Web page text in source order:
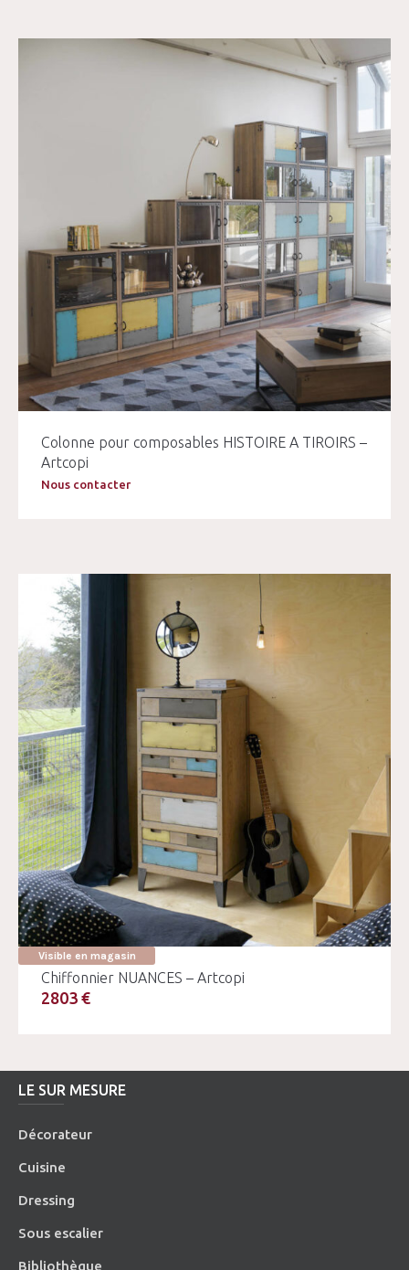
Colonne pour composables HISTOIRE A TIROIRS –
Artcopi
Nous contacter
Visible en magasin
Chiffonnier NUANCES – Artcopi
2803 €
LE SUR MESURE
Décorateur
Cuisine
Dressing
Sous escalier
Bibliothèque